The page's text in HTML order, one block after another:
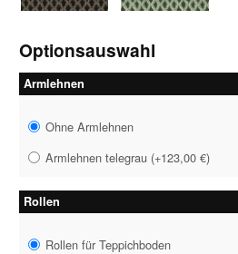
Optionsauswahl
Armlehnen
Ohne Armlehnen
Armlehnen telegrau (+123,00 €)
Rollen
Rollen für Teppichboden